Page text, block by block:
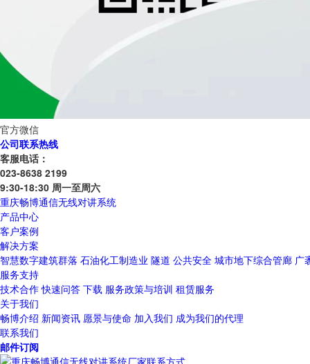
官方微信
公司联系热线
客服电话：
023-8638 2199
9:30-18:30 周一至周六
重庆畅博通信无线对讲系统
产品中心
客户案例
解决方案
智慧数字建筑群落 石油化工制造业 隧道 公共安全 城市地下综合管廊 广
服务支持
技术合作 快速问答 下载 服务政策与培训 租赁服务
关于我们
畅博介绍 新闻资讯 愿景与使命 加入我们 成为我们的代理
联系我们
邮件订阅